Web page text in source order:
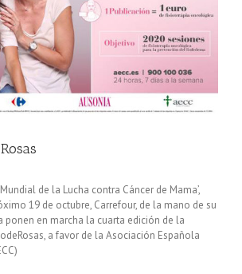
de la Lucha contra Cáncer de Mama’,
19 de octubre, Carrefour, de la mano de su
ponen en marcha la cuarta edición de la
a favor de la Asociación Española